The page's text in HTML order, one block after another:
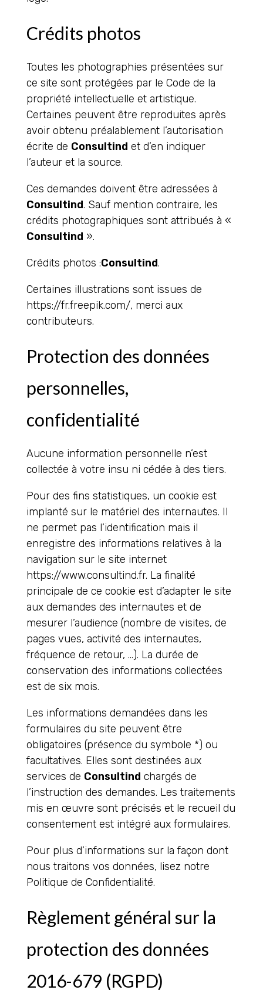
Crédits photos
Toutes les photographies présentées sur
ce site sont protégées par le Code de la
propriété intellectuelle et artistique.
Certaines peuvent être reproduites après
avoir obtenu préalablement l’autorisation
écrite de Consultind et d’en indiquer
l’auteur et la source.
Ces demandes doivent être adressées à
Consultind. Sauf mention contraire, les
crédits photographiques sont attribués à «
Consultind ».
Crédits photos :Consultind.
Certaines illustrations sont issues de
https://fr.freepik.com/, merci aux
contributeurs.
Protection des données
personnelles,
confidentialité
Aucune information personnelle n’est
collectée à votre insu ni cédée à des tiers.
Pour des fins statistiques, un cookie est
implanté sur le matériel des internautes. Il
ne permet pas l’identification mais il
enregistre des informations relatives à la
navigation sur le site internet
https://www.consultind.fr. La finalité
principale de ce cookie est d’adapter le site
aux demandes des internautes et de
mesurer l’audience (nombre de visites, de
pages vues, activité des internautes,
fréquence de retour, …). La durée de
conservation des informations collectées
est de six mois.
Les informations demandées dans les
formulaires du site peuvent être
obligatoires (présence du symbole *) ou
facultatives. Elles sont destinées aux
services de Consultind chargés de
l’instruction des demandes. Les traitements
mis en œuvre sont précisés et le recueil du
consentement est intégré aux formulaires.
Pour plus d’informations sur la façon dont
nous traitons vos données, lisez notre
Politique de Confidentialité.
Règlement général sur la
protection des données
2016-679 (RGPD)